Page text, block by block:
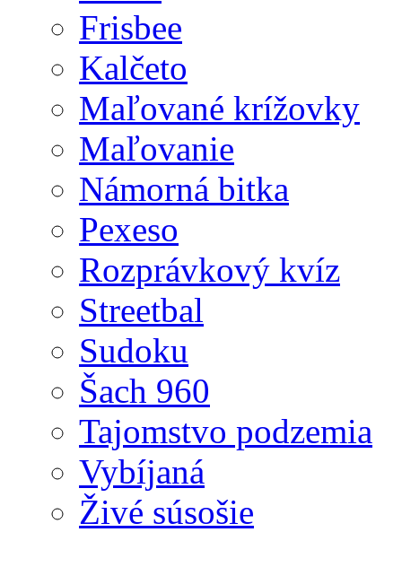
Frisbee
Kalčeto
Maľované krížovky
Maľovanie
Námorná bitka
Pexeso
Rozprávkový kvíz
Streetbal
Sudoku
Šach 960
Tajomstvo podzemia
Vybíjaná
Živé súsošie